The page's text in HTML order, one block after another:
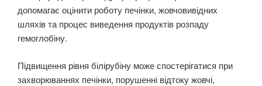
допомагає оцінити роботу печінки, жовчовивідних
шляхів та процес виведення продуктів розпаду
гемоглобіну.
Підвищення рівня білірубіну може спостерігатися при
захворюваннях печінки, порушенні відтоку жовчі,